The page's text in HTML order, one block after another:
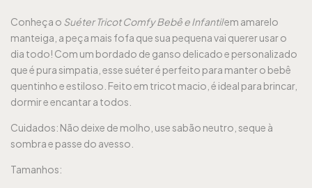
Conheça o Suéter Tricot Comfy Bebê e Infantilem amarelo
manteiga, a peça mais fofa que sua pequena vai querer usar o
dia todo! Com um bordado de ganso delicado e personalizado
que é pura simpatia, esse suéter é perfeito para manter o bebê
quentinho e estiloso. Feito em tricot macio, é ideal para brincar,
dormir e encantar a todos.
Cuidados: Não deixe de molho, use sabão neutro, seque à
sombra e passe do avesso.
Tamanhos: